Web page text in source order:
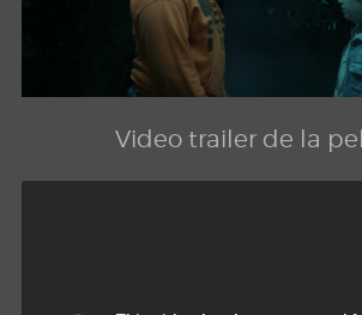
Video trailer de la